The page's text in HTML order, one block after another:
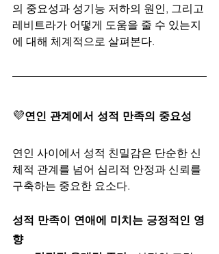
의 중요성과 성기능 저하의 원인, 그리고
레비트라가 어떻게 도움을 줄 수 있는지
에 대해 체계적으로 살펴본다.
💜연인 관계에서 성적 만족의 중요성
연인 사이에서 성적 친밀감은 단순한 신
체적 관계를 넘어 심리적 안정과 신뢰를
구축하는 중요한 요소다.
성적 만족이 연애에 미치는 긍정적인 영
향